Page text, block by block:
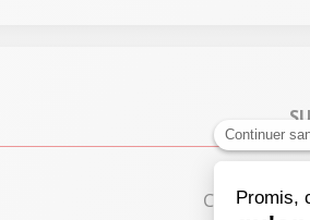
Crêpe